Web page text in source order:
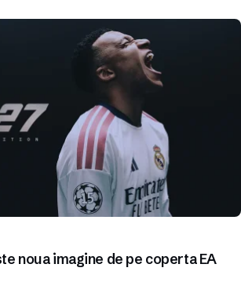
noua imagine de pe coperta EA